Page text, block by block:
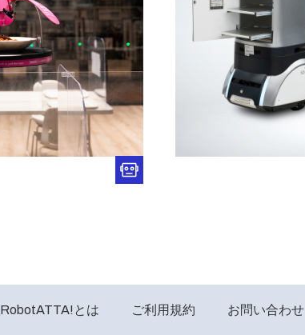
RobotATTA!とは ご利用規約 お問い合わせ